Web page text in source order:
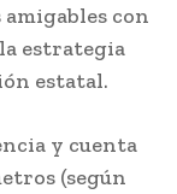
con
estrategia
estatal.
y cuenta
(según